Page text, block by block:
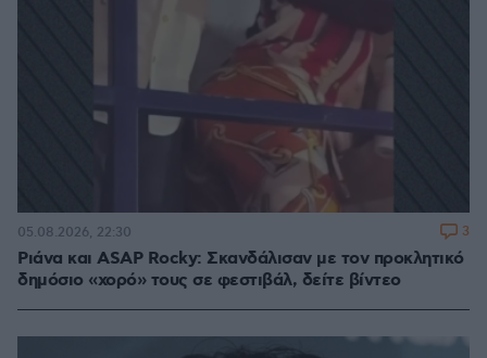
Ριάνα και ASAP Rocky: Σκανδάλισαν με τον προκλητικό
δημόσιο «χορό» τους σε φεστιβάλ, δείτε βίντεο
05.08.2026, 22:30 3